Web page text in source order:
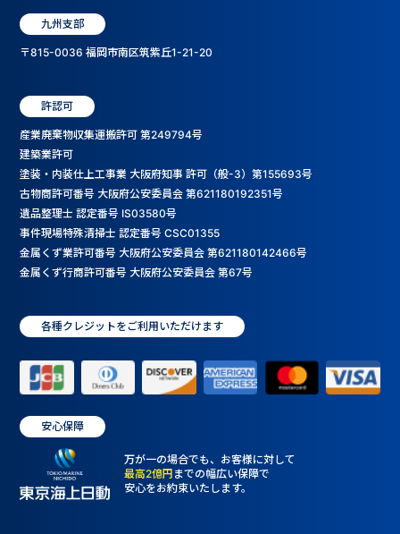
九州支部
〒815-0036 福岡市南区筑紫丘1-21-20
許認可
産業廃棄物収集運搬許可 第249794号
建築業許可
塗装・内装仕上工事業 大阪府知事 許可（般-3）第155693号
古物商許可番号 大阪府公安委員会 第621180192351号
遺品整理士 認定番号 IS03580号
事件現場特殊清掃士 認定番号 CSC01355
金属くず業許可番号 大阪府公安委員会 第621180142466号
金属くず行商許可番号 大阪府公安委員会 第67号
各種クレジットをご利用いただけます
安心保障
万が一の場合でも、お客様に対して
最高2億円 までの幅広い保障で
安心をお約束いたします。